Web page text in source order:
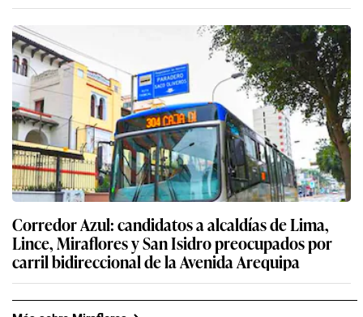
Corredor Azul: candidatos a alcaldías de Lima,
Lince, Miraflores y San Isidro preocupados por
carril bidireccional de la Avenida Arequipa